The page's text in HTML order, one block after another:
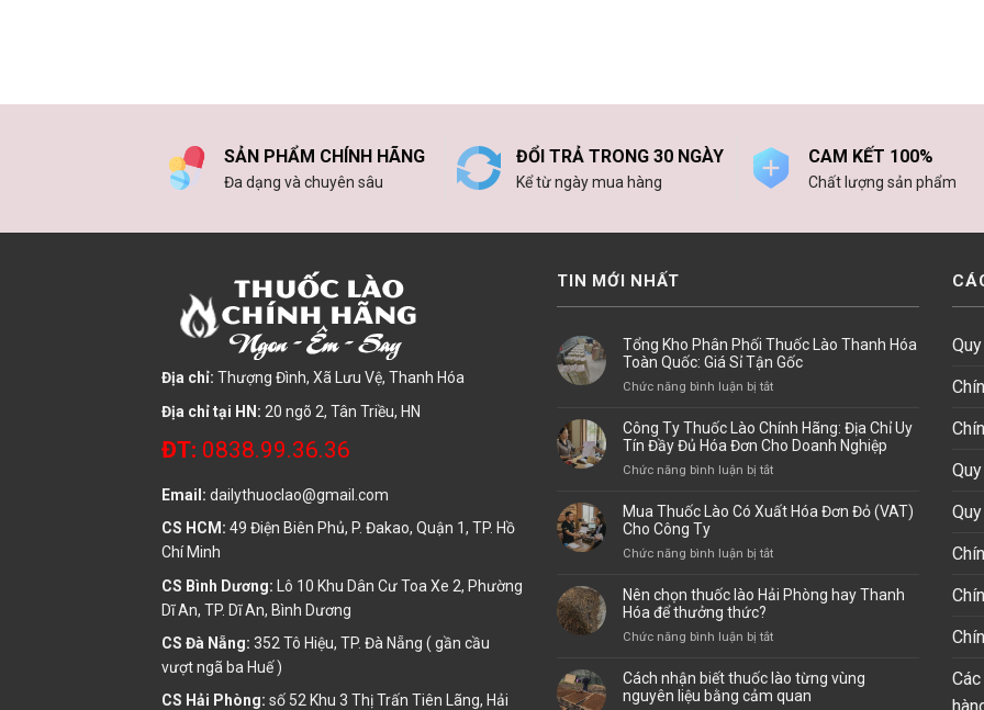
SẢN PHẨM CHÍNH HÃNG
Đa dạng và chuyên sâu
ĐỔI TRẢ TRONG 30 NGÀY
Kể từ ngày mua hàng
CAM KẾT 100%
Chất lượng sản phẩm
Địa chỉ: Thượng Đình, Xã Lưu Vệ, Thanh Hóa
Địa chỉ tại HN: 20 ngõ 2, Tân Triều, HN
ĐT: 0838.99.36.36
Email: dailythuoclao@gmail.com
CS HCM: 49 Điện Biên Phủ, P. Đakao, Quận 1, TP. Hồ
Chí Minh
CS Bình Dương: Lô 10 Khu Dân Cư Toa Xe 2, Phường
Dĩ An, TP. Dĩ An, Bình Dương
CS Đà Nẵng: 352 Tô Hiệu, TP. Đà Nẵng ( gần cầu
vượt ngã ba Huế )
CS Hải Phòng: số 52 Khu 3 Thị Trấn Tiên Lãng, Hải
TIN MỚI NHẤT
Tổng Kho Phân Phối Thuốc Lào Thanh Hóa
Toàn Quốc: Giá Sỉ Tận Gốc
Chức năng bình luận bị tắtở
Kho
Phân
Thuốc
Thanh
Toàn
Giá
Công Ty Thuốc Lào Chính Hãng: Địa Chỉ Uy
Tín Đầy Đủ Hóa Đơn Cho Doanh Nghiệp
Chức năng bình luận bị tắtở
Ty
Chính
Địa
Uy
Đầy
Đủ
Mua Thuốc Lào Có Xuất Hóa Đơn Đỏ (VAT)
Cho Công Ty
Chức năng bình luận bị tắtở
Thuốc
Xuất
Đơn
Đỏ
Nên chọn thuốc lào Hải Phòng hay Thanh
Hóa để thưởng thức?
Chức năng bình luận bị tắtở
chọn
thuốc
Cách nhận biết thuốc lào từng vùng
nguyên liệu bằng cảm quan